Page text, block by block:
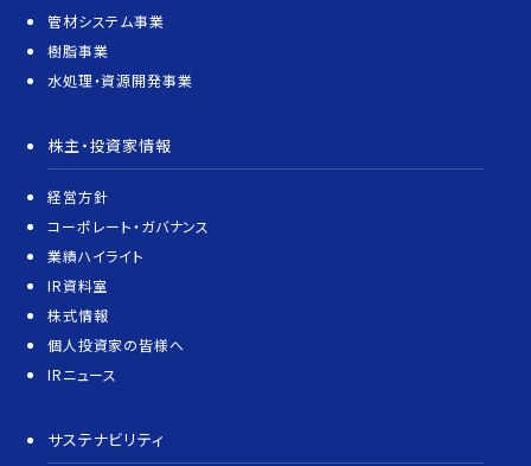
管材システム事業
樹脂事業
水処理・資源開発事業
株主・投資家情報
経営方針
コーポレート・ガバナンス
業績ハイライト
IR資料室
株式情報
個人投資家の皆様へ
IRニュース
サステナビリティ